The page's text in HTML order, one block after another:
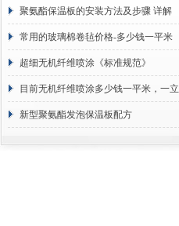
聚氨酯保温板的安装方法及步骤 详解
常用的玻璃棉卷毡价格-多少钱一平米
超细无机纤维喷涂《标准规范》
目前无机纤维喷涂多少钱一平米，一立
方 价格计算
新型聚氨酯发泡保温板配方